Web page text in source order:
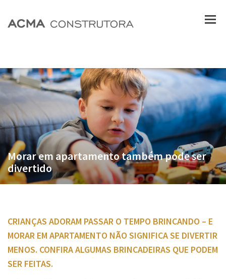
Morar em apartamento também pode ser
divertido
CRIANÇAS ADORAM PASSAR O TEMPO BRINCANDO – E
MORAR EM APARTAMENTO NÃO SIGNIFICA SE DIVERTIR
MENOS. CONFIRA ALGUMAS BRINCADEIRAS QUE PODEM
SER FEITAS.